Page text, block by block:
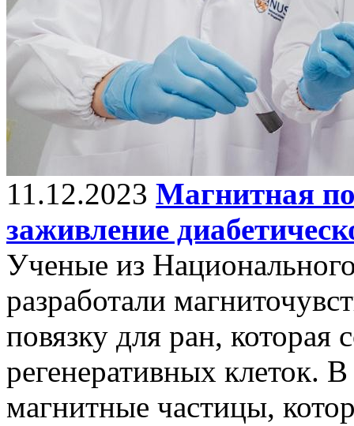
11.12.2023 Магнитная
заживление
Ученые из
разработали
повязку для ран, которая
регенеративных клеток.
магнитные частицы,